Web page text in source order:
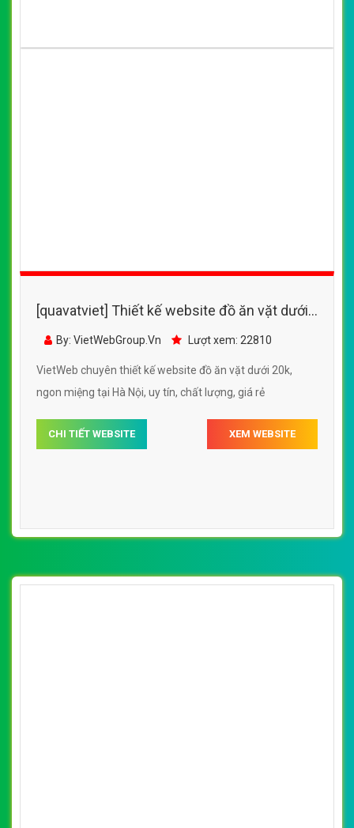
[quavatviet] Thiết kế website đồ ăn vặt, đồ
By: VietWebGroup.Vn Lượt xem: 30120
VietWeb chuyên thiết kế website đồ ăn vặt, đồ uống, ship
hàng tận nơi của Cty Foody, chuyên nghiệp, giá rẻ tại Hà
Nội